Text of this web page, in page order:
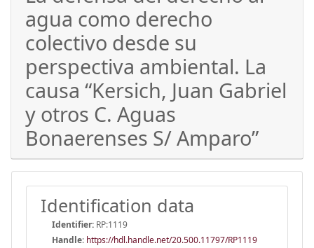
agua como derecho
colectivo desde su
perspectiva ambiental. La
causa “Kersich, Juan Gabriel
y otros C. Aguas
Bonaerenses S/ Amparo”
Identification data
Identifier: RP:1119
Handle: https://hdl.handle.net/20.500.11797/RP1119